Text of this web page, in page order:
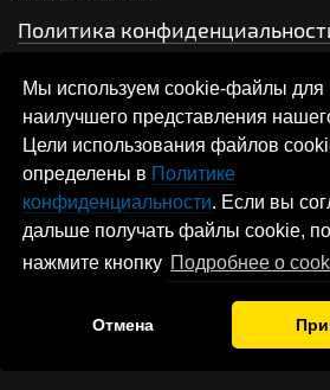
Мы используем cookie-файлы для
наилучшего представления
Цели использования файлов
определены в Политике
конфиденциальности. Если вы
дальше получать файлы cookie,
нажмите кнопку Подробнее о
Отмена
Политика
+7 499 704-66-42
Написать письмо
association@raec.su